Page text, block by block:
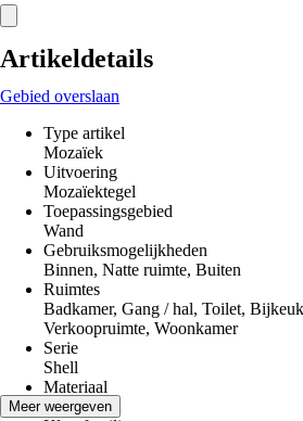
Artikeldetails
Gebied overslaan
Type artikel
Mozaïek
Uitvoering
Mozaïektegel
Toepassingsgebied
Wand
Gebruiksmogelijkheden
Binnen, Natte ruimte, Buiten
Ruimtes
Badkamer, Gang / hal, Toilet,
Verkoopruimte, Woonkamer
Serie
Shell
Materiaal
Keramiek
Meer weergeven